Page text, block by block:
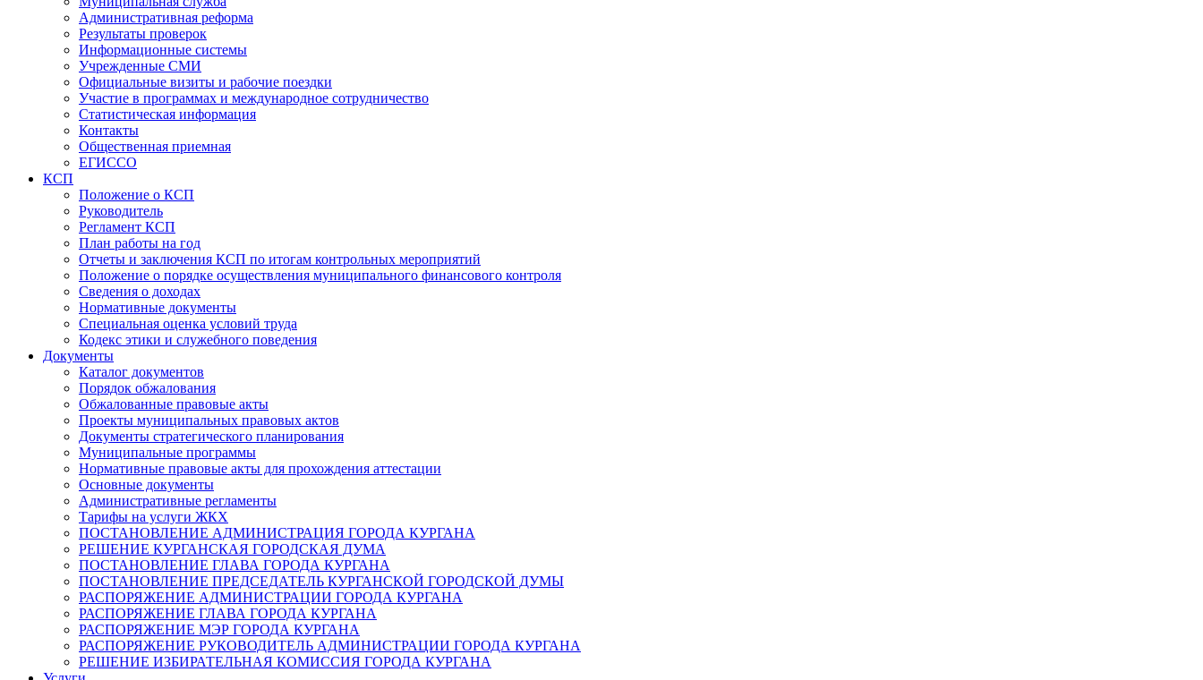
Административная реформа
Результаты проверок
Информационные системы
Учрежденные СМИ
Официальные визиты и рабочие поездки
Участие в программах и международное сотрудничество
Статистическая информация
Контакты
Общественная приемная
ЕГИССО
КСП
Положение о КСП
Руководитель
Регламент КСП
План работы на год
Отчеты и заключения КСП по итогам контрольных мероприятий
Положение о порядке осуществления муниципального финансового контроля
Сведения о доходах
Нормативные документы
Специальная оценка условий труда
Кодекс этики и служебного поведения
Документы
Каталог документов
Порядок обжалования
Обжалованные правовые акты
Проекты муниципальных правовых актов
Документы стратегического планирования
Муниципальные программы
Нормативные правовые акты для прохождения аттестации
Основные документы
Административные регламенты
Тарифы на услуги ЖКХ
ПОСТАНОВЛЕНИЕ АДМИНИСТРАЦИЯ ГОРОДА КУРГАНА
РЕШЕНИЕ КУРГАНСКАЯ ГОРОДСКАЯ ДУМА
ПОСТАНОВЛЕНИЕ ГЛАВА ГОРОДА КУРГАНА
ПОСТАНОВЛЕНИЕ ПРЕДСЕДАТЕЛЬ КУРГАНСКОЙ ГОРОДСКОЙ ДУМЫ
РАСПОРЯЖЕНИЕ АДМИНИСТРАЦИИ ГОРОДА КУРГАНА
РАСПОРЯЖЕНИЕ ГЛАВА ГОРОДА КУРГАНА
РАСПОРЯЖЕНИЕ МЭР ГОРОДА КУРГАНА
РАСПОРЯЖЕНИЕ РУКОВОДИТЕЛЬ АДМИНИСТРАЦИИ ГОРОДА КУРГАНА
РЕШЕНИЕ ИЗБИРАТЕЛЬНАЯ КОМИССИЯ ГОРОДА КУРГАНА